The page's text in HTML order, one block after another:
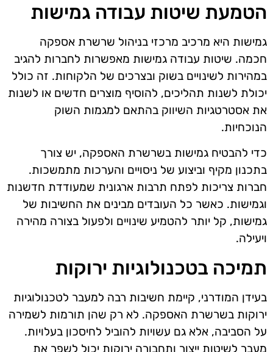
הטמעת שיטות עבודה גמישות
גמישות היא מרכיב מרכזי בניהול שרשרת אספקה
חכמה. שיטות עבודה גמישות מאפשרות לחברות להגיב
במהירות לשינויים בשוק ובצרכים של הלקוחות. זה כולל
יכולת לשנות תהליכים, להוסיף מוצרים חדשים או לשנות
את אסטרטגיות השיווק בהתאם למגמות השוק
הנוכחיות.
כדי להבטיח גמישות בשרשרת האספקה, יש צורך
בתכנון מקיף וביצוע של ניסויים והערכות מתמשכות.
חברות צריכות לפתח תרבות ארגונית שמעודדת חדשנות
וגמישות. כאשר כל העובדים מבינים את החשיבות של
גמישות, קל יותר להטמיע שינויים ולפעול בצורה מהירה
ויעילה.
תמיכה בטכנולוגיות ירוקות
בעידן המודרני, קיימת חשיבות רבה למעבר לטכנולוגיות
ירוקות בשרשרת האספקה. לא רק שהן תורמות לשמירה
על הסביבה, אלא גם עשויות להוביל לחיסכון בעלויות.
מעבר לשיטות ייצור ותחבורה ירוקות יכול לשפר את